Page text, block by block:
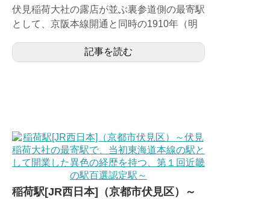
伏見稲荷大社の露店が並ぶ裏参道側の最寄駅
として、京阪本線開通と同時の1910年（明
駅。当初「稲荷新道...記事を読む
稲荷駅[JR西日本]（京都市伏見区）～